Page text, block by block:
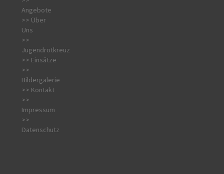
Angebote
>> Über
Uns
>>
Jugendrotkreuz
>> Einsätze
>>
Bildergalerie
>> Kontakt
>>
Impressum
>>
Datenschutz